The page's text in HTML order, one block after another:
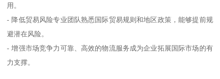
用。
- 降低贸易风险专业团队熟悉国际贸易规则和地区政策，能够提前规
避潜在风险。
- 增强市场竞争力可靠、高效的物流服务成为企业拓展国际市场的有
力支撑。